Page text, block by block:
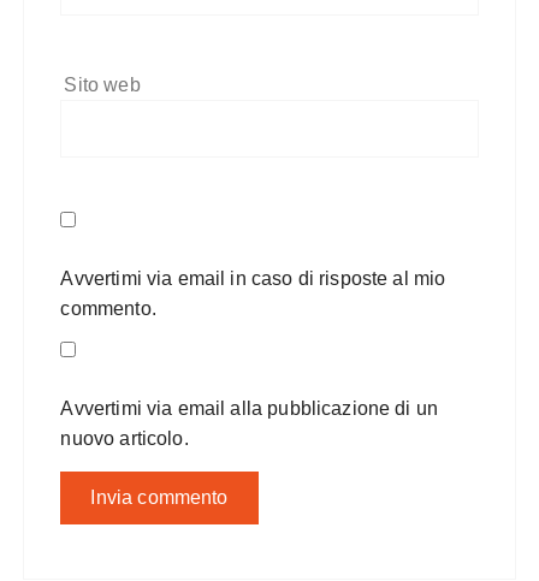
Sito web
Avvertimi via email in caso di risposte al mio
commento.
Avvertimi via email alla pubblicazione di un
nuovo articolo.